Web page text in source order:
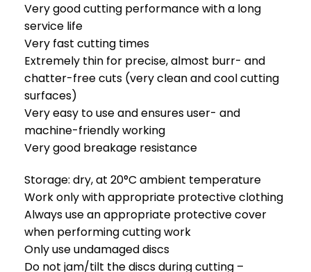
Very good cutting performance with a long
service life
Very fast cutting times
Extremely thin for precise, almost burr- and
chatter-free cuts (very clean and cool cutting
surfaces)
Very easy to use and ensures user- and
machine-friendly working
Very good breakage resistance
Storage: dry, at 20°C ambient temperature
Work only with appropriate protective clothing
Always use an appropriate protective cover
when performing cutting work
Only use undamaged discs
Do not jam/tilt the discs during cutting –